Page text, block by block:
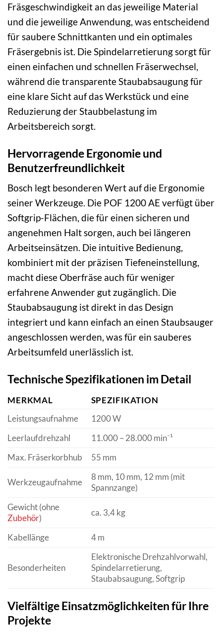
Fräsgeschwindigkeit an das jeweilige Material
und die jeweilige Anwendung, was entscheidend
für saubere Schnittkanten und ein optimales
Fräsergebnis ist. Die Spindelarretierung sorgt für
einen einfachen und schnellen Fräserwechsel,
während die transparente Staubabsaugung für
eine klare Sicht auf das Werkstück und eine
Reduzierung der Staubbelastung im
Arbeitsbereich sorgt.
Hervorragende Ergonomie und
Benutzerfreundlichkeit
Bosch legt besonderen Wert auf die Ergonomie
seiner Werkzeuge. Die POF 1200 AE verfügt über
Softgrip-Flächen, die für einen sicheren und
angenehmen Halt sorgen, auch bei längeren
Arbeitseinsätzen. Die intuitive Bedienung,
kombiniert mit der präzisen Tiefeneinstellung,
macht diese Oberfräse auch für weniger
erfahrene Anwender gut zugänglich. Die
Staubabsaugung ist direkt in das Design
integriert und kann einfach an einen Staubsauger
angeschlossen werden, was für ein sauberes
Arbeitsumfeld unerlässlich ist.
Technische Spezifikationen im Detail
MERKMAL
SPEZIFIKATION
Leistungsaufnahme
1200 W
Leerlaufdrehzahl
11.000 – 28.000 min⁻¹
Max. Fräserkorbhub
55 mm
Werkzeugaufnahme
8 mm, 10 mm, 12 mm (mit
Spannzange)
Gewicht (ohne
Zubehör)
ca. 3,4 kg
Kabellänge 4 m
Besonderheiten
Elektronische Drehzahlvorwahl,
Spindelarretierung,
Staubabsaugung, Softgrip
Vielfältige Einsatzmöglichkeiten für Ihre
Projekte